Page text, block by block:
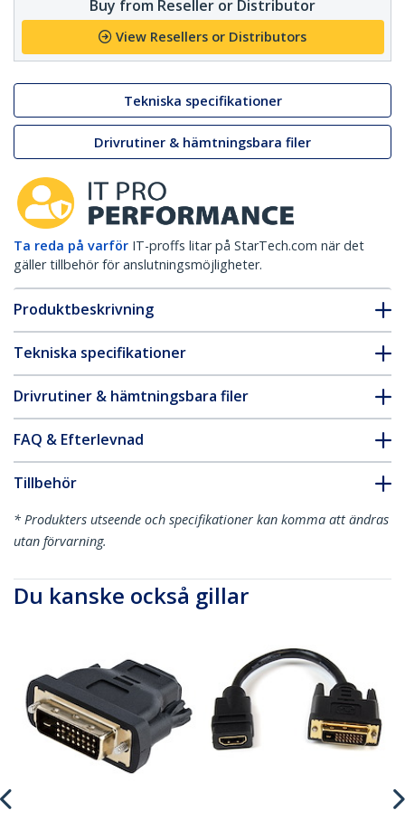
Buy from Reseller or Distributor
View Resellers or Distributors
Tekniska specifikationer
Drivrutiner & hämtningsbara filer
Ta reda på varför IT-proffs litar på StarTech.com när det
gäller tillbehör för anslutningsmöjligheter.
Produktbeskrivning
Tekniska specifikationer
Drivrutiner & hämtningsbara filer
FAQ & Efterlevnad
Tillbehör
* Produkters utseende och specifikationer kan komma att ändras
utan förvarning.
Du kanske också gillar